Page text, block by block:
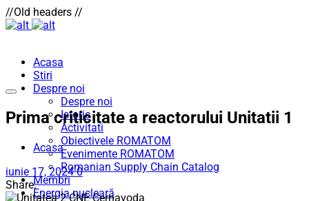
//Old headers //
Acasa
Stiri
Despre noi
Despre noi
Istoric
Activitati
Obiectivele ROMATOM
Evenimente ROMATOM
Romanian Supply Chain Catalog
Membri
Energia nucleară
Prima criticitate a reactorului Unitatii 1
Acasa
iunie 17, 2024 0
Share: